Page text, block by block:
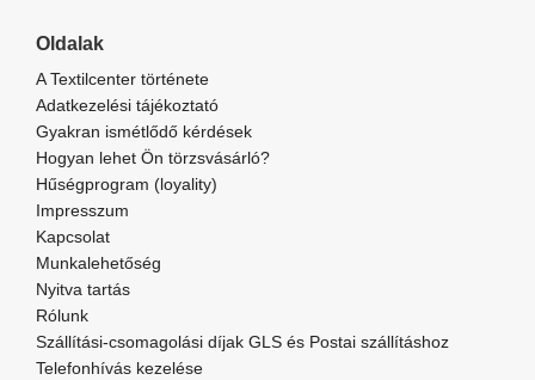
Oldalak
A Textilcenter története
Adatkezelési tájékoztató
Gyakran ismétlődő kérdések
Hogyan lehet Ön törzsvásárló?
Hűségprogram (loyality)
Impresszum
Kapcsolat
Munkalehetőség
Nyitva tartás
Rólunk
Szállítási-csomagolási díjak GLS és Postai szállításhoz
Telefonhívás kezelése